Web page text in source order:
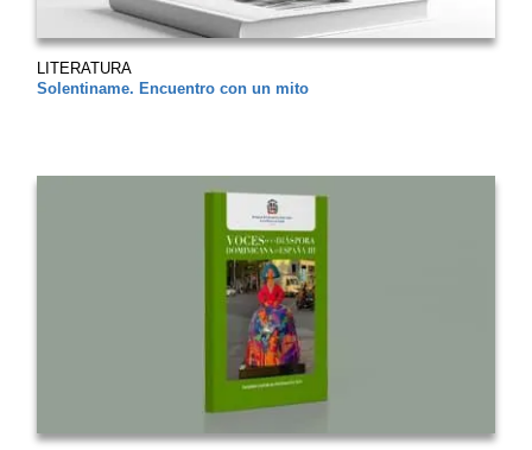
LITERATURA
Solentiname. Encuentro con un mito